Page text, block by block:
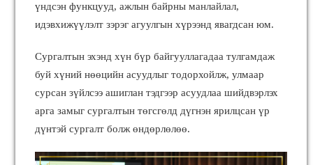
үндсэн функцууд, ажлын байрны манлайлал,
идэвхижүүлэлт зэрэг агуулгын хүрээнд явагдсан юм.
Сургалтын эхэнд хүн бүр байгууллагадаа тулгамдаж
буй хүний нөөцийн асуудлыг тодорхойлж, улмаар
сурсан зүйлсээ ашиглан тэдгээр асуудлаа шийдвэрлэх
арга замыг сургалтын төгсгөлд дүгнэн ярилцсан үр
дүнтэй сургалт болж өндөрлөлөө.